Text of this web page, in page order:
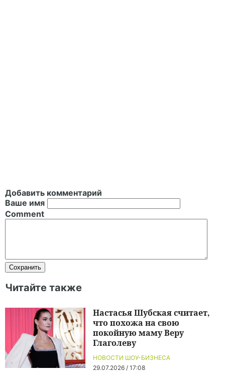
Добавить комментарий
Ваше имя
Comment
Читайте также
НОВОСТИ ШОУ-БИЗНЕСА
29.07.2026 / 17:08
Настасья Шубская считает,
что похожа на свою
покойную маму Веру
Глаголеву